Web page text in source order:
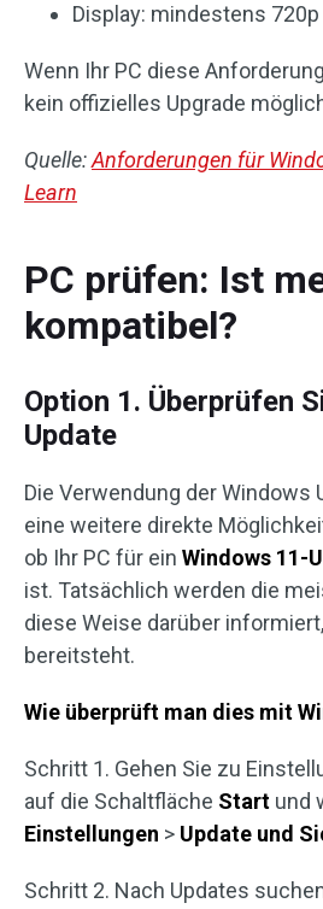
Display: mindestens 720p
Wenn Ihr PC diese
kein offizielles Upgrade
Quelle:Anforderungen für
Learn
PC prüfen: Ist
kompatibel?
Option 1. Überprüfen
Update
Die Verwendung der Windows
eine weitere direkte
ob Ihr PC für ein Windows 11-
ist. Tatsächlich werden die
diese Weise darüber
bereitsteht.
Wie überprüft man dies mit
Schritt 1. Gehen Sie zu
auf die Schaltfläche Start und
Einstellungen > Update und
Schritt 2. Nach Updates